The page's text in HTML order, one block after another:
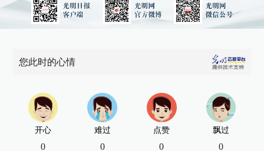
您此时的心情
开心
0
难过
0
点赞
0
飘过
0